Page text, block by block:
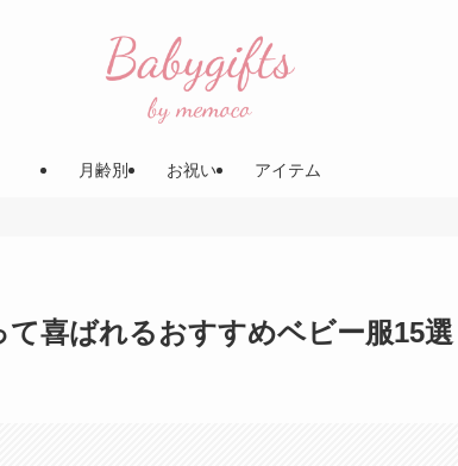
月齢別 お祝い アイテム
喜ばれるおすすめベビー服15選